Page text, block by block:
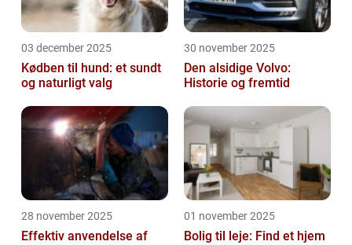
03 december 2025
Kødben til hund: et sundt
og naturligt valg
30 november 2025
Den alsidige Volvo:
Historie og fremtid
28 november 2025
Effektiv anvendelse af
01 november 2025
Bolig til leje: Find et hjem